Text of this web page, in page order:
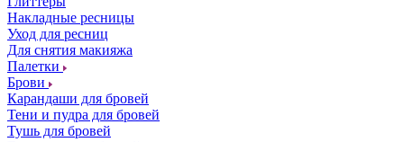
Накладные ресницы
Уход для ресниц
Для снятия макияжа
Палетки
Брови
Карандаши для бровей
Тени и пудра для бровей
Тушь для бровей